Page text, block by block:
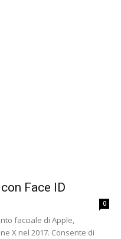
Face ID
0
facciale di Apple,
X nel 2017. Consente di